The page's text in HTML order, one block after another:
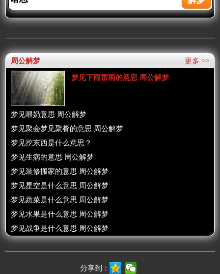
更多 >>
周公解梦
梦见下雨雷雨的意思 周公解梦
梦见喂奶意思 周公解梦
梦见聚会梦见聚餐的意思 周公解梦
梦见挖东西是什么意思？
梦见生病的意思 周公解梦
梦见装修搬家的意思 周公解梦
梦见星空是什么意思 周公解梦
梦见蔬菜是什么意思 周公解梦
梦见水果是什么意思 周公解梦
梦见战争是什么意思 周公解梦
分享到：